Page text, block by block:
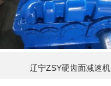
辽宁ZSY硬齿面减速机